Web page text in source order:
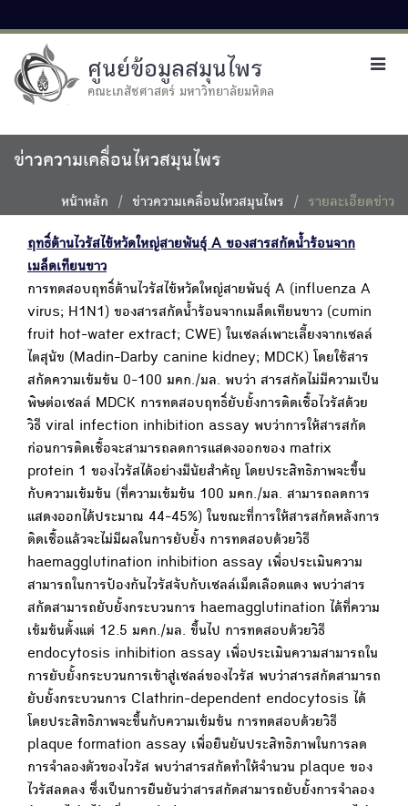
ศูนย์ข้อมูลสมุนไพร
คณะเภสัชศาสตร์ มหาวิทยาลัยมหิดล
ข่าวความเคลื่อนไหวสมุนไพร
หน้าหลัก ข่าวความเคลื่อนไหวสมุนไพร รายละเอียดข่าว
ฤทธิ์ต้านไวรัสไข้หวัดใหญ่สายพันธุ์ A ของสารสกัดน้ำร้อนจาก
เมล็ดเทียนขาว
การทดสอบฤทธิ์ต้านไวรัสไข้หวัดใหญ่สายพันธุ์ A (influenza A
virus; H1N1) ของสารสกัดน้ำร้อนจากเมล็ดเทียนขาว (cumin
fruit hot-water extract; CWE) ในเซลล์เพาะเลี้ยงจากเซลล์
ไตสุนัข (Madin-Darby canine kidney; MDCK) โดยใช้สาร
สกัดความเข้มข้น 0-100 มคก./มล. พบว่า สารสกัดไม่มีความเป็น
พิษต่อเซลล์ MDCK การทดสอบฤทธิ์ยับยั้งการติดเชื้อไวรัสด้วย
วิธี viral infection inhibition assay พบว่าการให้สารสกัด
ก่อนการติดเชื้อจะสามารถลดการแสดงออกของ matrix
protein 1 ของไวรัสได้อย่างมีนัยสำคัญ โดยประสิทธิภาพจะขึ้น
กับความเข้มข้น (ที่ความเข้มข้น 100 มคก./มล. สามารถลดการ
แสดงออกได้ประมาณ 44-45%) ในขณะที่การให้สารสกัดหลังการ
ติดเชื้อแล้วจะไม่มีผลในการยับยั้ง การทดสอบด้วยวิธี
haemagglutination inhibition assay เพื่อประเมินความ
สามารถในการป้องกันไวรัสจับกับเซลล์เม็ดเลือดแดง พบว่าสาร
สกัดสามารถยับยั้งกระบวนการ haemagglutination ได้ที่ความ
เข้มข้นตั้งแต่ 12.5 มคก./มล. ขึ้นไป การทดสอบด้วยวิธี
endocytosis inhibition assay เพื่อประเมินความสามารถใน
การยับยั้งกระบวนการเข้าสู่เซลล์ของไวรัส พบว่าสารสกัดสามารถ
ยับยั้งกระบวนการ Clathrin-dependent endocytosis ได้
โดยประสิทธิภาพจะขึ้นกับความเข้มข้น การทดสอบด้วยวิธี
plaque formation assay เพื่อยืนยันประสิทธิภาพในการลด
การจำลองตัวของไวรัส พบว่าสารสกัดทำให้จำนวน plaque ของ
ไวรัสลดลง ซึ่งเป็นการยืนยันว่าสารสกัดสามารถยับยั้งการจำลอง